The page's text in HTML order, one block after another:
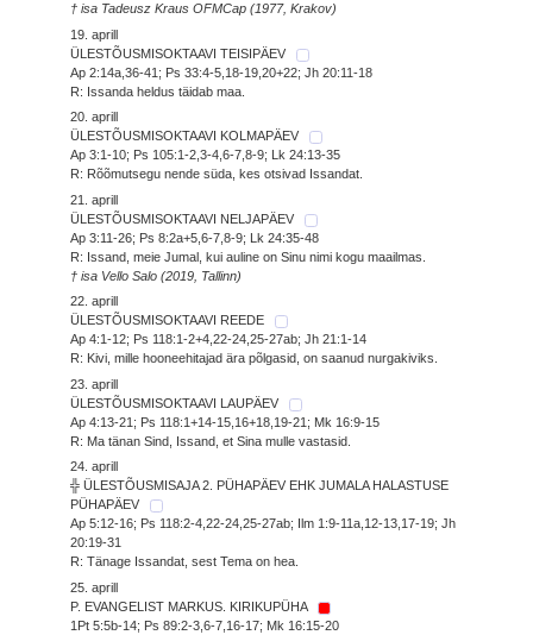
† isa Tadeusz Kraus OFMCap (1977, Krakov)
19. aprill
ÜLESTÕUSMISOKTAAVI TEISIPÄEV
Ap 2:14a,36-41; Ps 33:4-5,18-19,20+22; Jh 20:11-18
R: Issanda heldus täidab maa.
20. aprill
ÜLESTÕUSMISOKTAAVI KOLMAPÄEV
Ap 3:1-10; Ps 105:1-2,3-4,6-7,8-9; Lk 24:13-35
R: Rõõmutsegu nende süda, kes otsivad Issandat.
21. aprill
ÜLESTÕUSMISOKTAAVI NELJAPÄEV
Ap 3:11-26; Ps 8:2a+5,6-7,8-9; Lk 24:35-48
R: Issand, meie Jumal, kui auline on Sinu nimi kogu maailmas.
† isa Vello Salo (2019, Tallinn)
22. aprill
ÜLESTÕUSMISOKTAAVI REEDE
Ap 4:1-12; Ps 118:1-2+4,22-24,25-27ab; Jh 21:1-14
R: Kivi, mille hooneehitajad ära põlgasid, on saanud nurgakiviks.
23. aprill
ÜLESTÕUSMISOKTAAVI LAUPÄEV
Ap 4:13-21; Ps 118:1+14-15,16+18,19-21; Mk 16:9-15
R: Ma tänan Sind, Issand, et Sina mulle vastasid.
24. aprill
╬ ÜLESTÕUSMISAJA 2. PÜHAPÄEV EHK JUMALA HALASTUSE
PÜHAPÄEV
Ap 5:12-16; Ps 118:2-4,22-24,25-27ab; Ilm 1:9-11a,12-13,17-19; Jh
20:19-31
R: Tänage Issandat, sest Tema on hea.
25. aprill
P. EVANGELIST MARKUS. KIRIKUPÜHA
1Pt 5:5b-14; Ps 89:2-3,6-7,16-17; Mk 16:15-20